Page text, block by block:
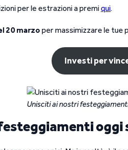
per le estrazioni a premiqui.
20 marzo per massimizzare le tue
Investi per
Unisciti ai nostri
oggi